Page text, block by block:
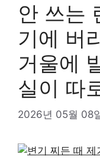
안 쓰는
기에 버
거울에
실이 따
2026년 05월 08